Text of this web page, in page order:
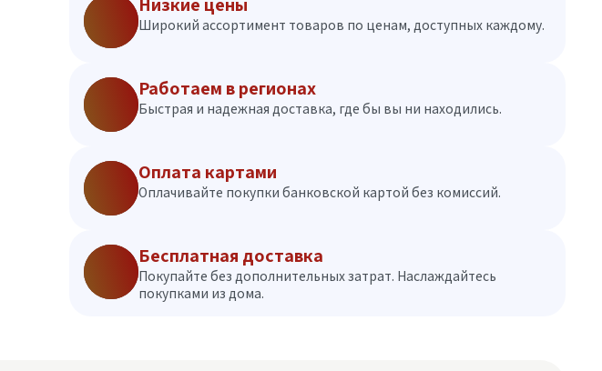
Низкие цены
Широкий ассортимент товаров по ценам, доступных каждому.
Работаем в регионах
Быстрая и надежная доставка, где бы вы ни находились.
Оплата картами
Оплачивайте покупки банковской картой без комиссий.
Бесплатная доставка
Покупайте без дополнительных затрат. Наслаждайтесь
покупками из дома.